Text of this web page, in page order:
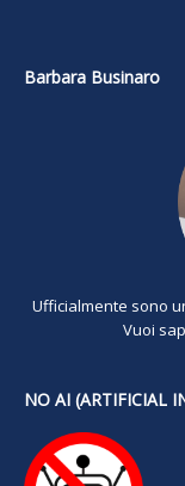
Barbara Businaro
Ufficialmente sono
Vuoi
NO AI (ARTIFICIAL